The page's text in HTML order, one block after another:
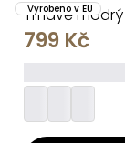
Tmavě
Vyrobeno v EU
799 Kč